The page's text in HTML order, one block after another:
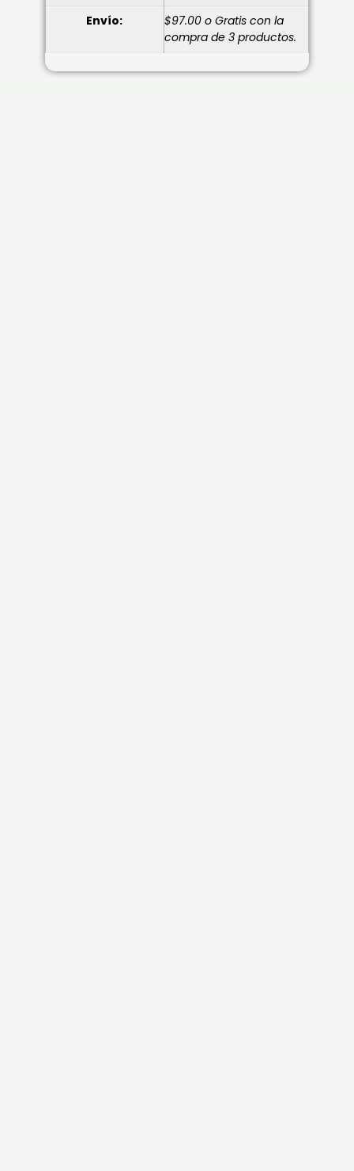
Envío:
$97.00 o Gratis con la
compra de 3 productos.